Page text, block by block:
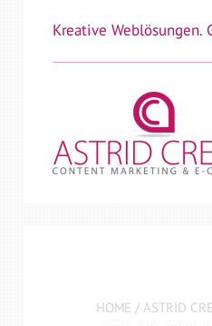
Kreative Weblösungen.
HOME / ASTRID